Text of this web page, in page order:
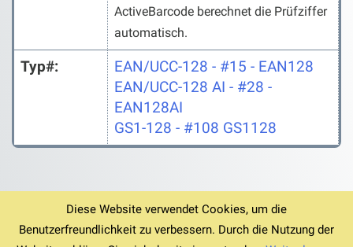
ActiveBarcode berechnet die Prüfziffer
automatisch.
Typ#:
EAN/UCC-128 - #15 - EAN128
EAN/UCC-128 AI - #28 -
EAN128AI
GS1-128 - #108 GS1128
© 1994-2026 Startseite Download v6.12.4 AGB
Diese Website verwendet Cookies, um die
Benutzerfreundlichkeit zu verbessern. Durch die Nutzung der